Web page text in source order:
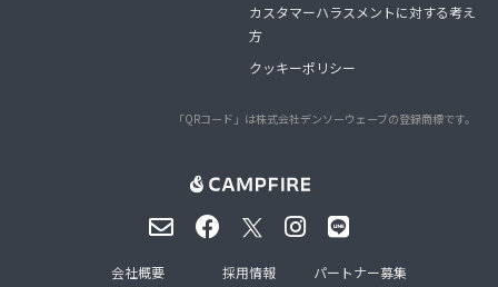
カスタマーハラスメントに対する考え
方
クッキーポリシー
「QRコード」は株式会社デンソーウェーブの登録商標です。
会社概要 採用情報 パートナー募集